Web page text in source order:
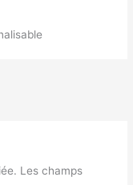
Les champs